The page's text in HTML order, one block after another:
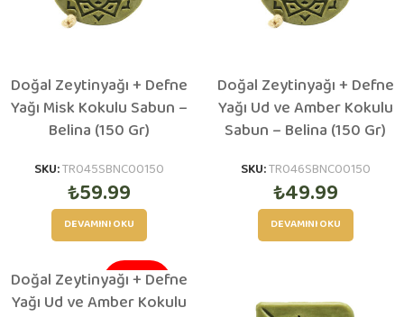
Doğal Zeytinyağı + Defne
Yağı Misk Kokulu Sabun –
Belina (150 Gr)
SKU:TR045SBNC00150
₺59.99
DEVAMINI OKU
Doğal Zeytinyağı + Defne
Yağı Ud ve Amber Kokulu
Sabun – Belina (150 Gr)
SKU:TR046SBNC00150
₺49.99
DEVAMINI OKU
TÜKENDI
Doğal Zeytinyağı + Defne
Yağı Ud ve Amber Kokulu